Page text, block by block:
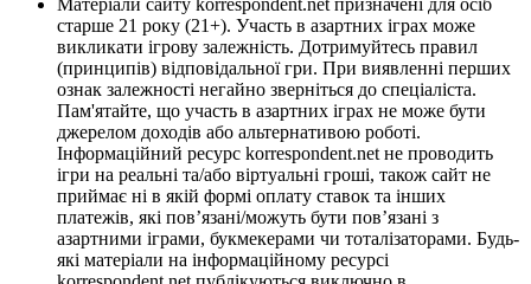
старше 21 року (21+). Участь в азартних іграх може
викликати ігрову залежність. Дотримуйтесь правил
(принципів) відповідальної гри. При виявленні перших
ознак залежності негайно зверніться до спеціаліста.
Пам'ятайте, що участь в азартних іграх не може бути
джерелом доходів або альтернативою роботі.
Інформаційний ресурс korrespondent.net не проводить
ігри на реальні та/або віртуальні гроші, також сайт не
приймає ні в якій формі оплату ставок та інших
платежів, які пов’язані/можуть бути пов’язані з
азартними іграми, букмекерами чи тоталізаторами. Будь-
які матеріали на інформаційному ресурсі